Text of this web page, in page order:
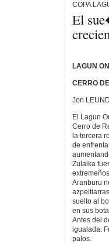
COPA
El
LAGUN
CERRO
Jon
El Lagun
Cerro de
la tercera
de
Zulaika
Aranburu
suelto al
en sus
Antes del
igualada.
palos.